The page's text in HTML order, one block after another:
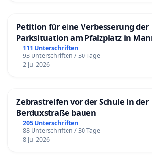
Petition für eine Verbesserung der
Parksituation am Pfalzplatz in
111 Unterschriften
93 Unterschriften / 30 Tage
2 Jul 2026
Zebrastreifen vor der Schule in der
Berduxstraße bauen
205 Unterschriften
88 Unterschriften / 30 Tage
8 Jul 2026